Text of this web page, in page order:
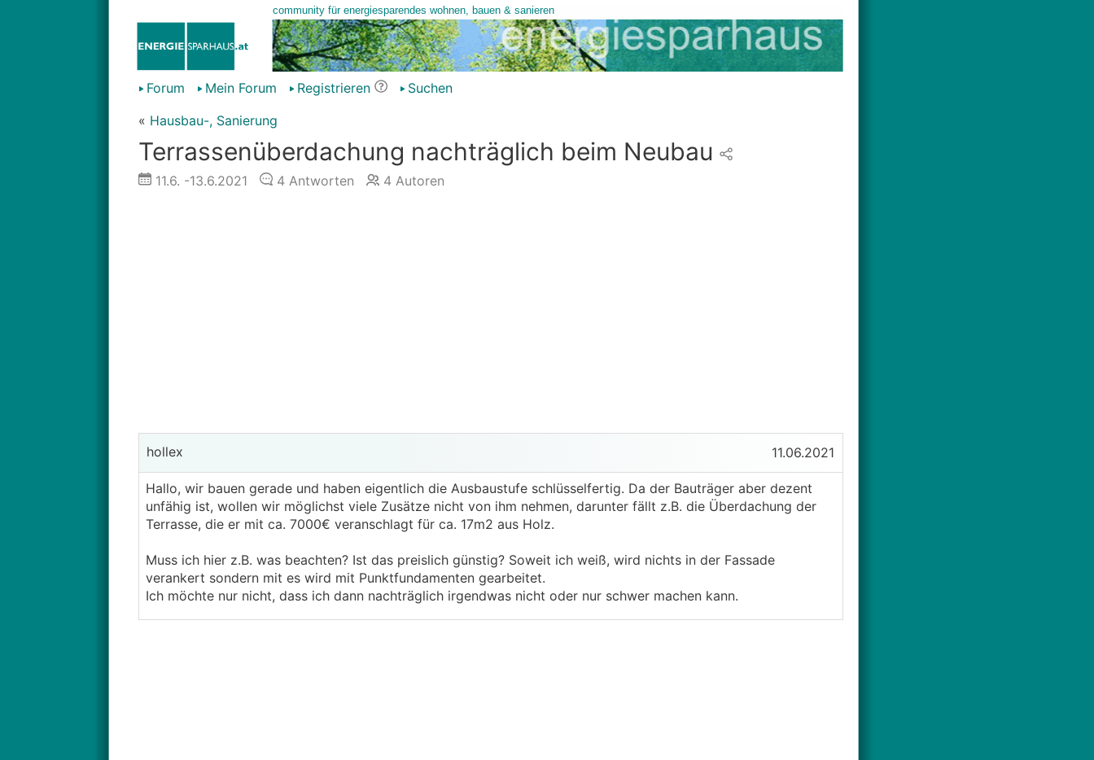
Forum Mein Forum Registrieren
Suchen
« Hausbau-, Sanierung
Terrassenüberdachung nachträglich beim Neubau
11.6. -13.6.2021 4Antworten 4Autoren
hollex 11.06.2021
Hallo, wir bauen gerade und haben eigentlich die Ausbaustufe schlüsselfertig. Da der Bauträger aber dezent
unfähig ist, wollen wir möglichst viele Zusätze nicht von ihm nehmen, darunter fällt z.B. die Überdachung der
Terrasse, die er mit ca. 7000€ veranschlagt für ca. 17m2 aus Holz.
Muss ich hier z.B. was beachten? Ist das preislich günstig? Soweit ich weiß, wird nichts in der Fassade
verankert sondern mit es wird mit Punktfundamenten gearbeitet.
Ich möchte nur nicht, dass ich dann nachträglich irgendwas nicht oder nur schwer machen kann.